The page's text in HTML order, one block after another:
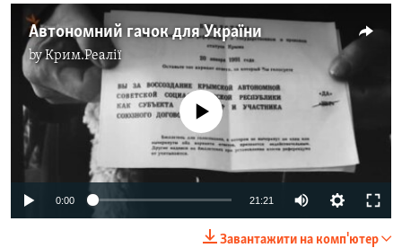
Автономний гачок для України
byКрим.Реалії
No media source currently available
0:00 21:21
Завантажити на комп'ютер